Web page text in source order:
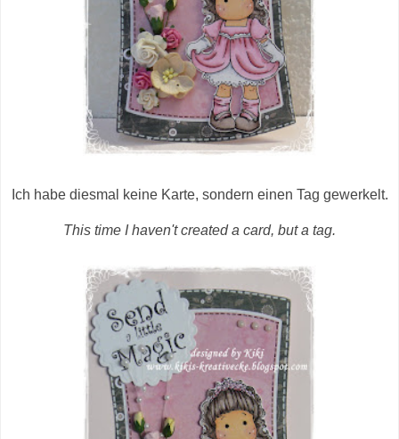
Ich habe diesmal keine Karte, sondern einen Tag gewerkelt.
This time I haven't created a card, but a tag.